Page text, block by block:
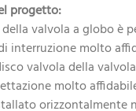
progetto:
valvola a globo è
interruzione molto
valvola della
molto
orizzontalmente